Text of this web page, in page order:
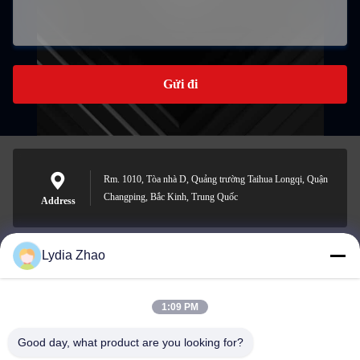
Gửi đi
Address
Rm. 1010, Tòa nhà D, Quảng trường Taihua Longqi, Quận
Changping, Bắc Kinh, Trung Quốc
jesingd@vip.sina.com
Lydia Zhao
1:09 PM
Good day, what product are you looking for?